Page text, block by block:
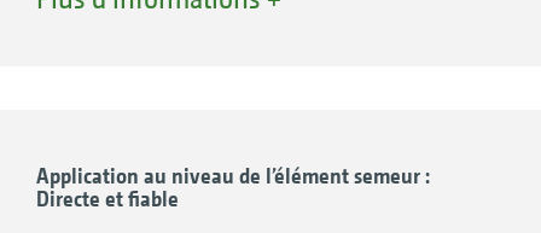
assurent une sécurité d’utilisation élevée, ils
Application au niveau de l’élément semeur :
Directe et fiable